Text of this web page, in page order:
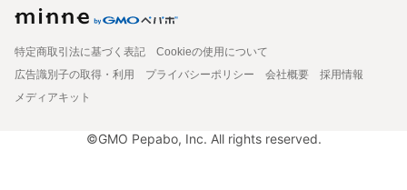
特定商取引法に基づく表記
Cookieの使用について
広告識別子の取得・利用
プライバシーポリシー 会社概要
採用情報
メディアキット
©GMO Pepabo, Inc. All rights reserved.